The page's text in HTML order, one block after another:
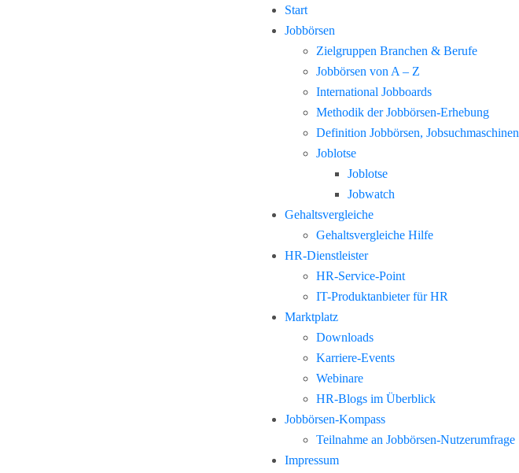
Start
Jobbörsen
Zielgruppen Branchen & Berufe
Jobbörsen von A – Z
International Jobboards
Methodik der Jobbörsen-Erhebung
Definition Jobbörsen, Jobsuchmaschinen
Joblotse
Joblotse
Jobwatch
Gehaltsvergleiche
Gehaltsvergleiche Hilfe
HR-Dienstleister
HR-Service-Point
IT-Produktanbieter für HR
Marktplatz
Downloads
Karriere-Events
Webinare
HR-Blogs im Überblick
Jobbörsen-Kompass
Teilnahme an Jobbörsen-Nutzerumfrage
Impressum